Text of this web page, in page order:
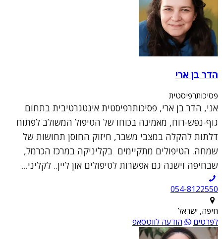
הדר בן ארי
פסיכותרפיסטית
אני, הדר בן ארי, פסיכותרפיסטית אינטגרטיבית בתחום
גוף-נפש-רוח, מאמינה בכוחו של הטיפול המשולב לפתוח
דלתות להקלה במצבי משבר, חיזוק החוסן תחושות של
שמחה. הטיפולים מתקיימים בקליניקה במרכז הכרמל,
שבחיפה וישנה גם אפשרות לטיפולים און ליין.. לקליני...
054-8122550
חיפה, ישראל
לפרטים
הודעה לווטסאפ